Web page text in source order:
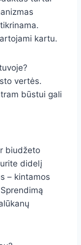
kartu.
vertės.
būstui gali
biudžeto
didelį
– kintamos